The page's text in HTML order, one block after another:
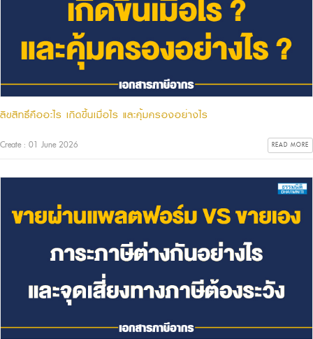
ลิขสิทธิ์คืออะไร เกิดขึ้นเมื่อไร และคุ้มครองอย่างไร
Create : 01 June 2026 READ MORE